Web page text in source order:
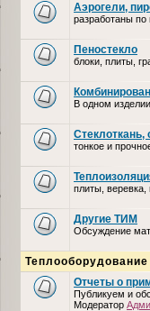
Аэрогели,
разработаны по
Пеностекло
блоки, плиты,
В одном
Стеклоткань,
тонкое и
плиты,
Другие ТИМ
Обсуждение
Отчеты о
Публикуем и
Модератор